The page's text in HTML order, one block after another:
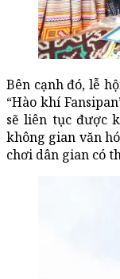
Bên cạnh đó, lễ
“Hào khí
sẽ liên tục được
không gian văn
chơi dân gian có